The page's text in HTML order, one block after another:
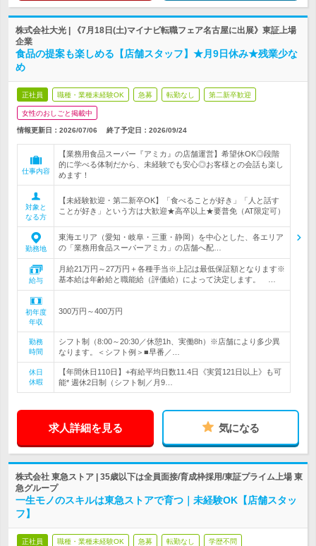
株式会社大光 | 《7月18日(土)マイナビ転職フェア名古屋に出展》東証上場
企業
食品の提案も楽しめる【店舗スタッフ】★月9日休み★残業少な
め
正社員 職種・業種未経験OK 急募 転勤なし 第二新卒歓迎
女性のおしごと掲載中
情報更新日：2026/07/06 終了予定日： 2026/09/24
仕事内容
【業務用食品スーパー『アミカ』の店舗運営】希望休OK◎段階
的に学べる体制だから、未経験でも安心◎お客様との会話も楽し
めます！
対象と
なる方
【未経験歓迎・第二新卒OK】「食べることが好き」「人と話す
ことが好き」という方は大歓迎★高卒以上★要普免（AT限定可）
勤務地
東海エリア（愛知・岐阜・三重・静岡）を中心とした、各エリア
の「業務用食品スーパーアミカ」の店舗へ配…
給与
月給21万円～27万円＋各種手当※上記は最低保証額となります※
基本給は年齢給と職能給（評価給）によって決定します。 …
初年度
年収
300万円～400万円
勤務
時間
シフト制（8:00～20:30／休憩1h、実働8h）※店舗により多少異
なります。＜シフト例＞■早番／…
休日
休暇
【年間休日110日】+有給平均日数11.4日《実質121日以上》も可
能* 週休2日制（シフト制／月9…
求人詳細を見る 気になる
株式会社 東急ストア | 35歳以下は全員面接/育成枠採用/東証プライム上場 東
急グループ
一生モノのスキルは東急ストアで育つ｜未経験OK【店舗スタッ
フ】
正社員 職種・業種未経験OK 急募 転勤なし 学歴不問